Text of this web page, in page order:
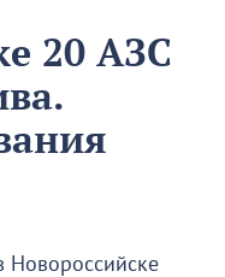
20 АЗС
Новороссийске